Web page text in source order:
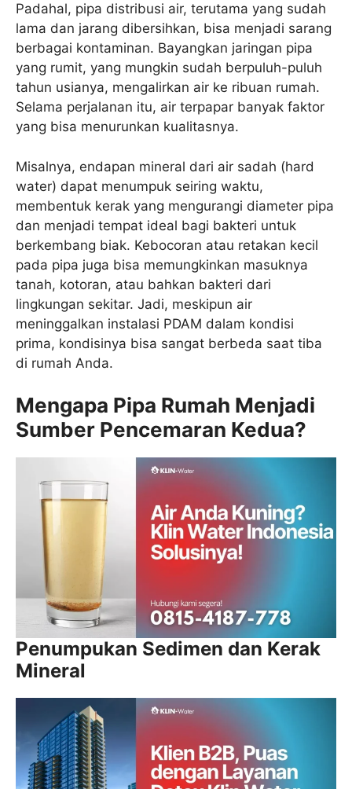
Padahal, pipa distribusi air, terutama yang sudah
lama dan jarang dibersihkan, bisa menjadi sarang
berbagai kontaminan. Bayangkan jaringan pipa
yang rumit, yang mungkin sudah berpuluh-puluh
tahun usianya, mengalirkan air ke ribuan rumah.
Selama perjalanan itu, air terpapar banyak faktor
yang bisa menurunkan kualitasnya.
Misalnya, endapan mineral dari air sadah (hard
water) dapat menumpuk seiring waktu,
membentuk kerak yang mengurangi diameter pipa
dan menjadi tempat ideal bagi bakteri untuk
berkembang biak. Kebocoran atau retakan kecil
pada pipa juga bisa memungkinkan masuknya
tanah, kotoran, atau bahkan bakteri dari
lingkungan sekitar. Jadi, meskipun air
meninggalkan instalasi PDAM dalam kondisi
prima, kondisinya bisa sangat berbeda saat tiba
di rumah Anda.
Mengapa Pipa Rumah Menjadi
Sumber Pencemaran Kedua?
Penumpukan Sedimen dan Kerak
Mineral